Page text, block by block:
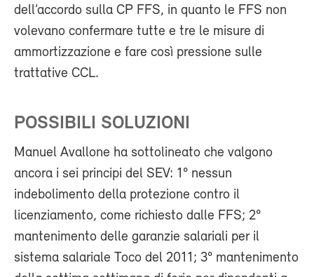
dell’accordo sulla CP FFS, in quanto le FFS non
volevano confermare tutte e tre le misure di
ammortizzazione e fare così pressione sulle
trattative CCL.
POSSIBILI SOLUZIONI
Manuel Avallone ha sottolineato che valgono
ancora i sei principi del SEV: 1° nessun
indebolimento della protezione contro il
licenziamento, come richiesto dalle FFS; 2°
mantenimento delle garanzie salariali per il
sistema salariale Toco del 2011; 3° mantenimento